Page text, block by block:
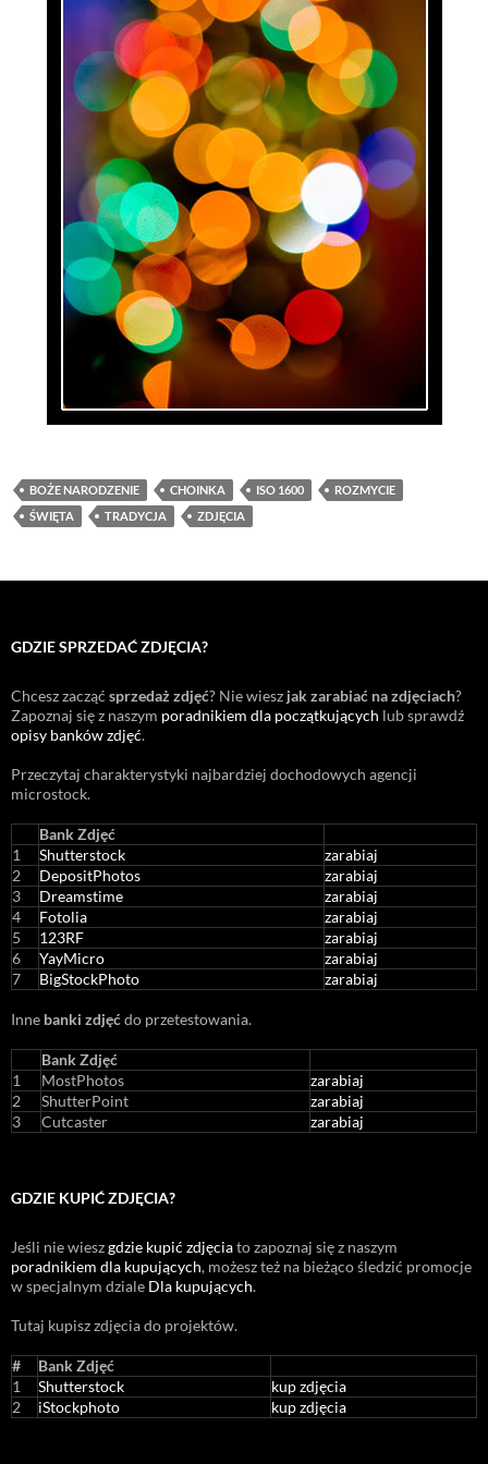
BOŻE NARODZENIE CHOINKA ISO 1600
ROZMYCIE
ŚWIĘTA
TRADYCJA ZDJĘCIA
GDZIE SPRZEDAĆ ZDJĘCIA?
Chcesz zacząć sprzedaż zdjęć? Nie wiesz jak zarabiać na zdjęciach?
Zapoznaj się z naszym poradnikiem dla początkujących lub sprawdź
opisy banków zdjęć.
Przeczytaj charakterystyki najbardziej dochodowych agencji
microstock.
Bank Zdjęć
1
Shutterstock
zarabiaj
2
DepositPhotos
zarabiaj
3
Dreamstime
zarabiaj
4
Fotolia
zarabiaj
5
123RF
zarabiaj
6
YayMicro
zarabiaj
7
BigStockPhoto zarabiaj
Inne banki zdjęćdo przetestowania.
Bank Zdjęć
1
MostPhotos
zarabiaj
2
ShutterPoint
zarabiaj
3
Cutcaster zarabiaj
GDZIE KUPIĆ ZDJĘCIA?
Jeśli nie wieszgdzie kupić zdjęciato zapoznaj się z naszym
poradnikiem dla kupujących, możesz też na bieżąco śledzić promocje
w specjalnym dziale Dla kupujących.
Tutaj kupisz zdjęcia do projektów.
#
Bank Zdjęć
1
Shutterstock
kup zdjęcia
2
iStockphoto kup zdjęcia